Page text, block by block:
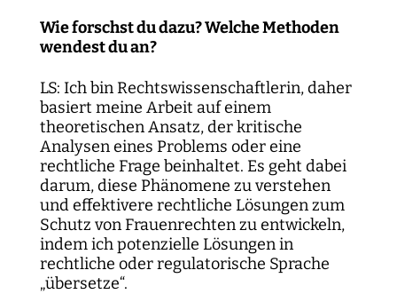
Wie forschst du dazu? Welche Methoden
wendest du an?
LS: Ich bin Rechtswissenschaftlerin, daher
basiert meine Arbeit auf einem
theoretischen Ansatz, der kritische
Analysen eines Problems oder eine
rechtliche Frage beinhaltet. Es geht dabei
darum, diese Phänomene zu verstehen
und effektivere rechtliche Lösungen zum
Schutz von Frauenrechten zu entwickeln,
indem ich potenzielle Lösungen in
rechtliche oder regulatorische Sprache
„übersetze“.